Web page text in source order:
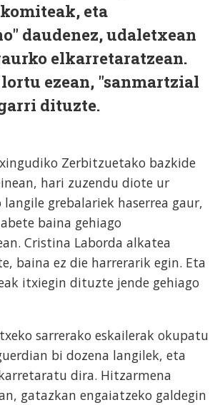
eta
daudenez, udaletxean
elkarretaratzean.
ezean, "sanmartzial
dituzte.
Zerbitzuetako bazkide
hari zuzendu diote ur
grebalariek haserrea gaur,
baina gehiago
Cristina Laborda alkatea
baina ez die harrerarik egin. Eta
itxiegin dituzte jende gehiago
sarrerako eskailerak okupatu
bi dozena langilek, eta
dira. Hitzarmena
gatazkan engaiatzeko galdegin